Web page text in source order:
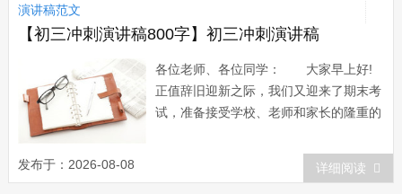
资来支持还款等待期。而目前包括商业手
段和法律手...
演讲稿范文
【初三冲刺演讲稿800字】初三冲刺演讲稿
各位老师、各位同学： 大家早上好!
正值辞旧迎新之际，我们又迎来了期末考
试，准备接受学校、老师和家长的隆重的
素质的一次检验，更是对我们自信心、自
觉性、意志力、诚信度的一次检验。或许
发布于：2026-08-08 详细阅读